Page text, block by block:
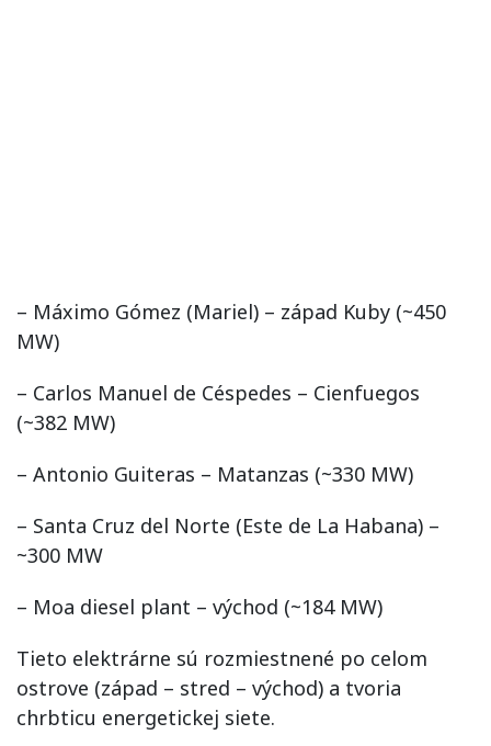
– Máximo Gómez (Mariel) – západ Kuby (~450
MW)
– Carlos Manuel de Céspedes – Cienfuegos
(~382 MW)
– Antonio Guiteras – Matanzas (~330 MW)
– Santa Cruz del Norte (Este de La Habana) –
~300 MW
– Moa diesel plant – východ (~184 MW)
Tieto elektrárne sú rozmiestnené po celom
ostrove (západ – stred – východ) a tvoria
chrbticu energetickej siete.